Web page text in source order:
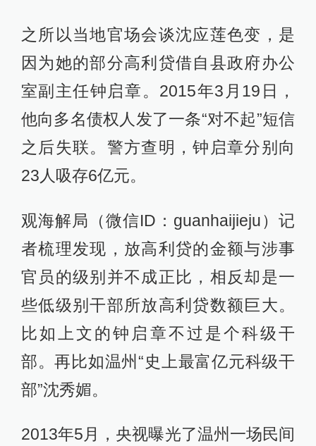
之所以当地官场会谈沈应莲色变，是
因为她的部分高利贷借自县政府办公
室副主任钟启章。2015年3月19日，
他向多名债权人发了一条“对不起”短信
之后失联。警方查明，钟启章分别向
23人吸存6亿元。
观海解局（微信ID：guanhaijieju）记
者梳理发现，放高利贷的金额与涉事
官员的级别并不成正比，相反却是一
些低级别干部所放高利贷数额巨大。
比如上文的钟启章不过是个科级干
部。再比如温州“史上最富亿元科级干
部”沈秀媚。
2013年5月，央视曝光了温州一场民间